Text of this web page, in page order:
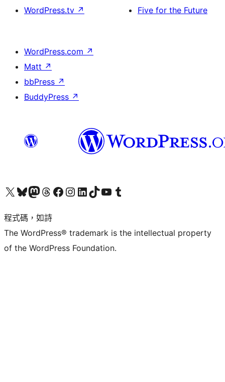
WordPress.tv ↗
Five for the Future
WordPress.com ↗
Matt ↗
bbPress ↗
BuddyPress ↗
查看我們的 X (之前的 Twitter) 帳號造訪我們的 Bluesky 帳號造訪我們的 Mastodon 帳號造訪我們的 Threads 帳號 造訪我們的 Facebook 粉絲專頁Visit our Instagram account
Visit our LinkedIn account
造訪我們的 TikTok 帳號Visit our YouTube channel
造訪我們的 Tumblr 帳號
程式碼，如詩
The WordPress® trademark is the intellectual property
of the WordPress Foundation.